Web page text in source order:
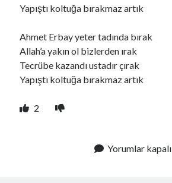
Yapıştı koltuğa bırakmaz artık
Ahmet Erbay yeter tadında bırak
Allah’a yakın ol bizlerden ırak
Tecrübe kazandı ustadır çırak
Yapıştı koltuğa bırakmaz artık
2
Yorumlar kapalı